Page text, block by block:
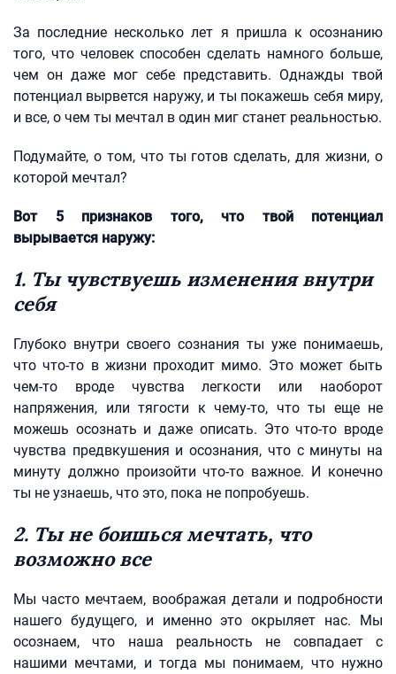
За последние несколько лет я пришла к осознанию
того, что человек способен сделать намного больше,
чем он даже мог себе представить. Однажды твой
потенциал вырвется наружу, и ты покажешь себя миру,
и все, о чем ты мечтал в один миг станет реальностью.
Подумайте, о том, что ты готов сделать, для жизни, о
которой мечтал?
Вот 5 признаков того, что твой потенциал
вырывается наружу:
1. Ты чувствуешь изменения внутри
себя
Глубоко внутри своего сознания ты уже понимаешь,
что что-то в жизни проходит мимо. Это может быть
чем-то вроде чувства легкости или наоборот
напряжения, или тягости к чему-то, что ты еще не
можешь осознать и даже описать. Это что-то вроде
чувства предвкушения и осознания, что с минуты на
минуту должно произойти что-то важное. И конечно
ты не узнаешь, что это, пока не попробуешь.
2. Ты не боишься мечтать, что
возможно все
Мы часто мечтаем, воображая детали и подробности
нашего будущего, и именно это окрыляет нас. Мы
осознаем, что наша реальность не совпадает с
нашими мечтами, и тогда мы понимаем, что нужно